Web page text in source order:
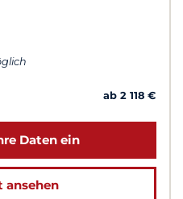
ab 2 118 €
Daten ein
ansehen